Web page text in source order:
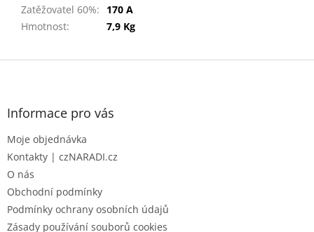
Zatěžovatel 60%:
170 A
Hmotnost: 7,9 Kg
Z
Informace pro vás
Moje objednávka
Kontakty | czNARADI.cz
O nás
Obchodní podmínky
Podmínky ochrany osobních údajů
Zásady používání souborů cookies